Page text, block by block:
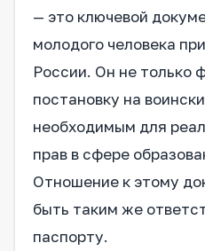
— это ключевой
молодого человека
России. Он не только
постановку на
необходимым для
прав в сфере
Отношение к этому
быть таким же
паспорту.